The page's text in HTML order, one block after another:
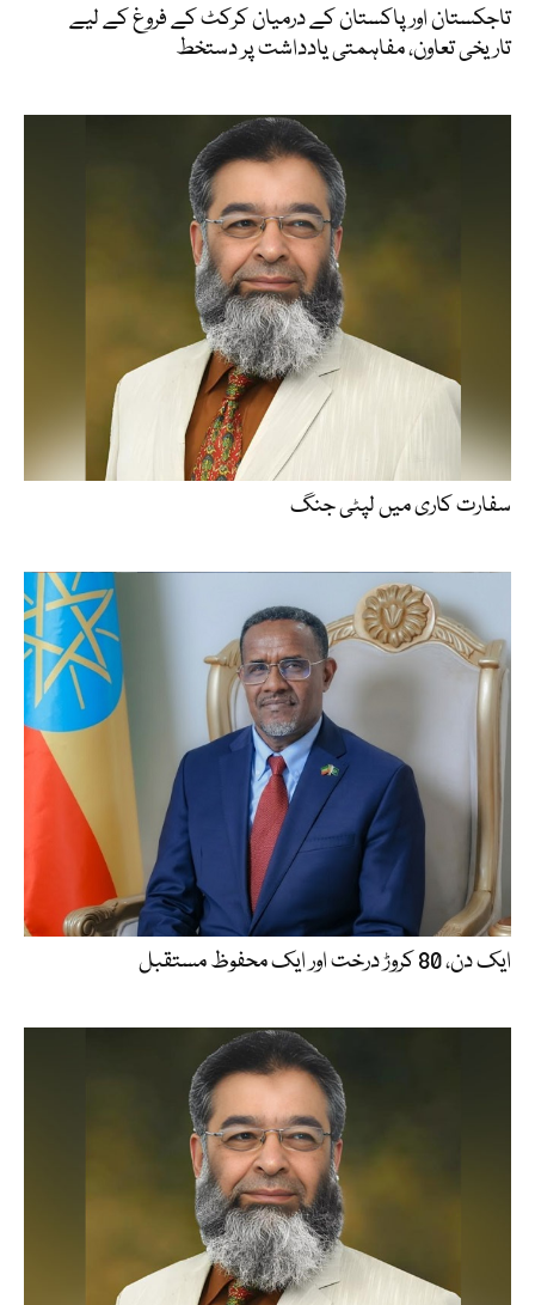
تاجکستان اور پاکستان کے درمیان کرکٹ کے فروغ کے لیے
تاریخی تعاون، مفاہمتی یادداشت پر دستخط
سفارت کاری میں لپٹی جنگ
ایک دن، 80 کروڑ درخت اور ایک محفوظ مستقبل